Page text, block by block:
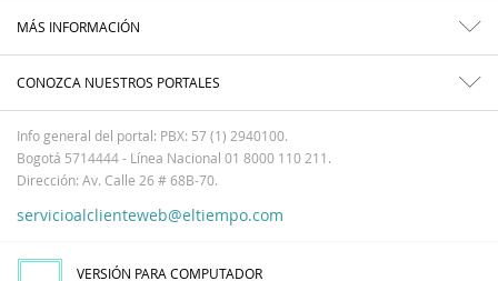
MÁS INFORMACIÓN
CONOZCA NUESTROS PORTALES
Info general del portal: PBX: 57 (1) 2940100.
Bogotá 5714444 - Línea Nacional 01 8000 110 211.
Dirección: Av. Calle 26 # 68B-70.
servicioalclienteweb@eltiempo.com
VERSIÓN PARA COMPUTADOR